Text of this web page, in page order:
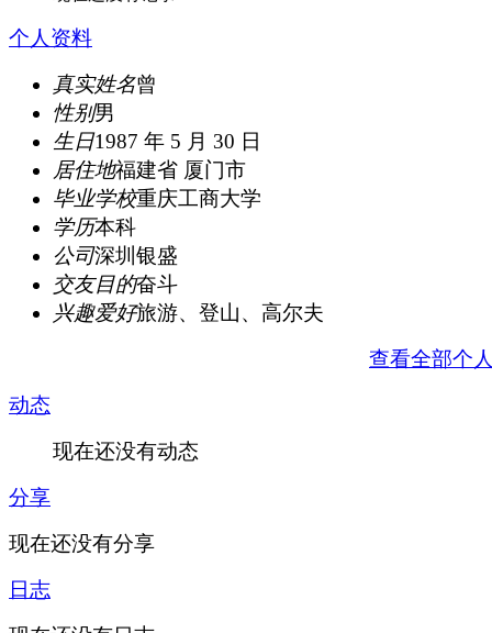
个人资料
真实姓名曾
性别男
生日1987 年 5 月 30 日
居住地福建省 厦门市
毕业学校重庆工商大学
学历本科
公司深圳银盛
交友目的奋斗
兴趣爱好旅游、登山、高尔夫
查看全部个
动态
现在还没有动态
分享
现在还没有分享
日志